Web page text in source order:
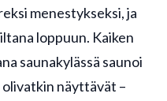
menestykseksi, ja
loppuun. Kaiken
saunakylässä saunoi
näyttävät –